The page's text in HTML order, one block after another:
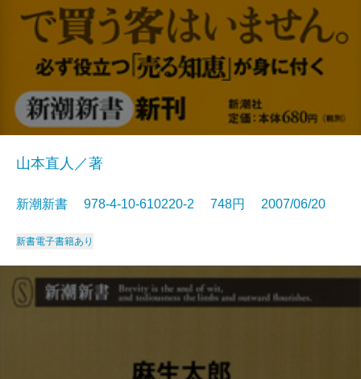
山本直人／著
新潮新書 978-4-10-610220-2 748円 2007/06/20
新書電子書籍あり